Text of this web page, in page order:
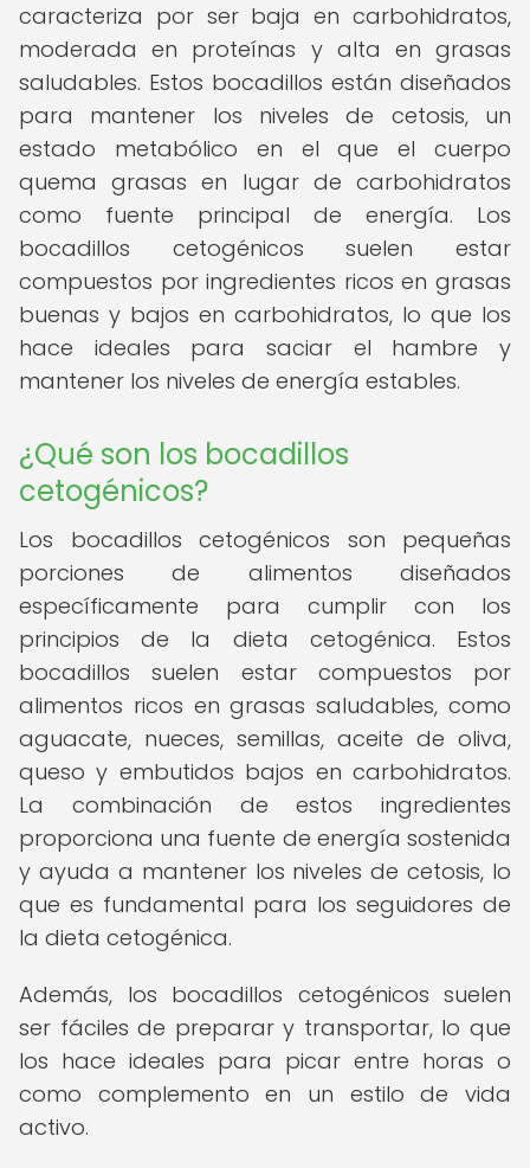
caracteriza por ser baja en carbohidratos,
moderada en proteínas y alta en grasas
saludables. Estos bocadillos están diseñados
para mantener los niveles de cetosis, un
estado metabólico en el que el cuerpo
quema grasas en lugar de carbohidratos
como fuente principal de energía. Los
bocadillos cetogénicos suelen estar
compuestos por ingredientes ricos en grasas
buenas y bajos en carbohidratos, lo que los
hace ideales para saciar el hambre y
mantener los niveles de energía estables.
¿Qué son los bocadillos
cetogénicos?
Los bocadillos cetogénicos son pequeñas
porciones de alimentos diseñados
específicamente para cumplir con los
principios de la dieta cetogénica. Estos
bocadillos suelen estar compuestos por
alimentos ricos en grasas saludables, como
aguacate, nueces, semillas, aceite de oliva,
queso y embutidos bajos en carbohidratos.
La combinación de estos ingredientes
proporciona una fuente de energía sostenida
y ayuda a mantener los niveles de cetosis, lo
que es fundamental para los seguidores de
la dieta cetogénica.
Además, los bocadillos cetogénicos suelen
ser fáciles de preparar y transportar, lo que
los hace ideales para picar entre horas o
como complemento en un estilo de vida
activo.